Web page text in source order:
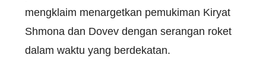
mengklaim menargetkan pemukiman Kiryat
Shmona dan Dovev dengan serangan roket
dalam waktu yang berdekatan.